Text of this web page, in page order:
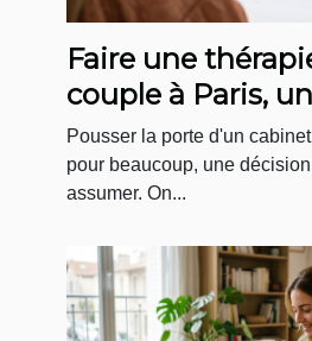
Faire une
couple à Paris,
démarche plus
qu'on ne le
Pousser la porte d'un
pour beaucoup, une
assumer. On...